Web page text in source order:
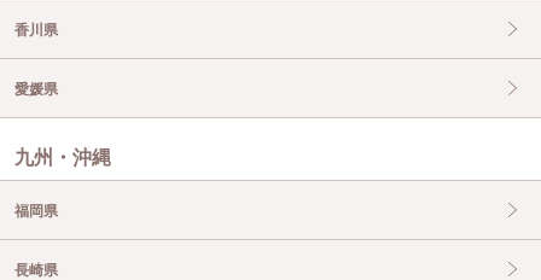
香川県
愛媛県
九州・沖縄
福岡県
長崎県